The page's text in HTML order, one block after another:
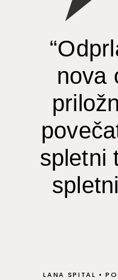
nova
spletni
LANA SPITAL •